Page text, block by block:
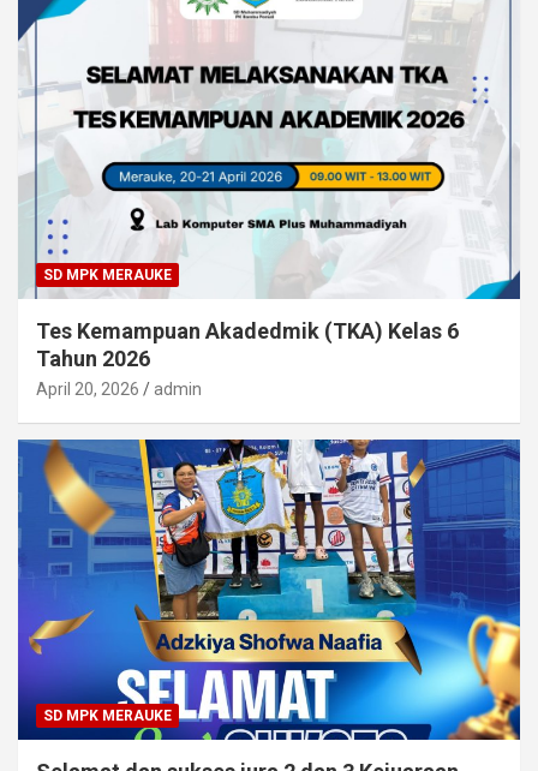
SD MPK MERAUKE
Tes Kemampuan Akadedmik (TKA) Kelas 6
Tahun 2026
April 20, 2026 admin
SD MPK MERAUKE